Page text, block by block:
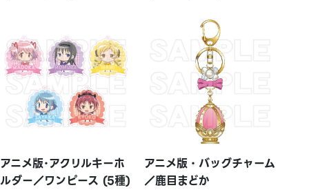
アニメ版･アクリルキーホ
ルダー／ワンピース (5種)
アニメ版・バッグチャーム
／鹿目まどか